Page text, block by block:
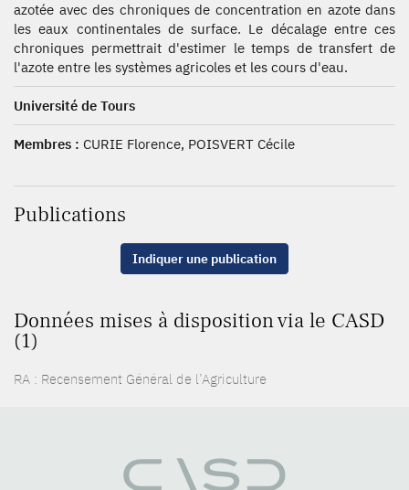
azotée avec des chroniques de concentration en azote dans
les eaux continentales de surface. Le décalage entre ces
chroniques permettrait d'estimer le temps de transfert de
l'azote entre les systèmes agricoles et les cours d'eau.
Université de Tours
Membres : CURIE Florence, POISVERT Cécile
Publications
Indiquer une publication
Données mises à disposition via le CASD
(1)
RA : Recensement Général de l’Agriculture